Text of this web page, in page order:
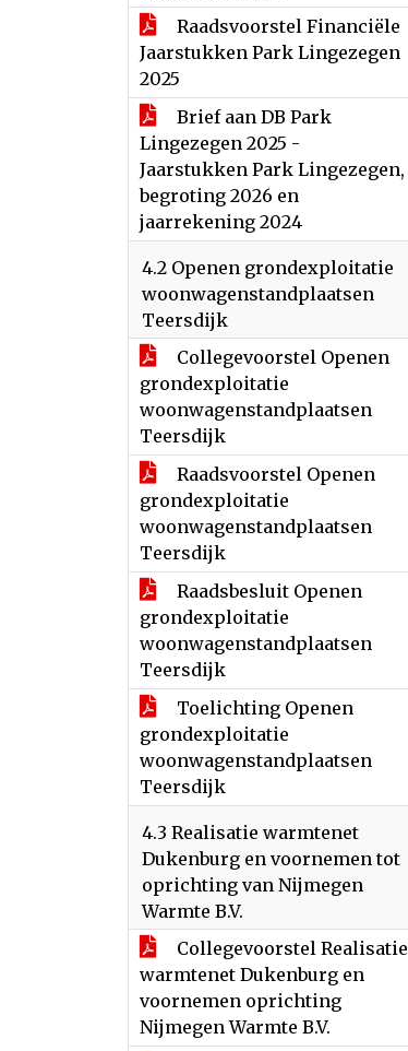
Raadsvoorstel Financiële
Jaarstukken Park Lingezegen
2025
Brief aan DB Park
Lingezegen 2025 -
Jaarstukken Park Lingezegen,
begroting 2026 en
jaarrekening 2024
4.2 Openen grondexploitatie
woonwagenstandplaatsen
Teersdijk
Collegevoorstel Openen
grondexploitatie
woonwagenstandplaatsen
Teersdijk
Raadsvoorstel Openen
grondexploitatie
woonwagenstandplaatsen
Teersdijk
Raadsbesluit Openen
grondexploitatie
woonwagenstandplaatsen
Teersdijk
Toelichting Openen
grondexploitatie
woonwagenstandplaatsen
Teersdijk
4.3 Realisatie warmtenet
Dukenburg en voornemen tot
oprichting van Nijmegen
Warmte B.V.
Collegevoorstel Realisatie
warmtenet Dukenburg en
voornemen oprichting
Nijmegen Warmte B.V.